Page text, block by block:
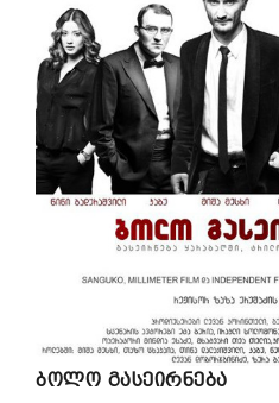
ბოლო გასეირნება